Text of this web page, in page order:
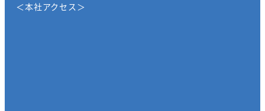
＜本社アクセス＞